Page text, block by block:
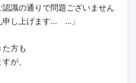
認識の通りで問題ございません
申し上げます… …」
方も
が、